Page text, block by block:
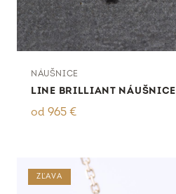
NÁUŠNICE
LINE BRILLIANT NÁUŠNICE
od 965 €
ZĽAVA